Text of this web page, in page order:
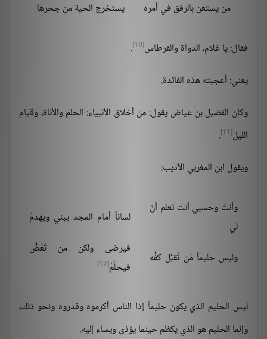
من يستعن بالرفق في أمره يستخرج الحية من جحرها
فقال: يا غلام، الدواة والقرطاس[10]
.
يعني: أعجبته هذه الفائدة.
وكان الفضيل بن عياض يقول: من أخلاق الأنبياء: الحلم والأناة، وقيام
الليل[11]
.
ويقول ابن المغربي الأديب:
وأنتَ وحسبي أنت تعلم أنّ
لي
لساناً أمام المجد يبني ويهدمُ
وليس حليماً مَن تُقبَّل كفُّه
فيرضى ولكن من تُعَضُّ
فيحلُمُ[12]
ليس الحليم الذي يكون حليماً إذا الناس أكرموه وقدروه ونحو ذلك،
وإنما الحليم هو الذي يكظم حينما يؤذى ويساء إليه.